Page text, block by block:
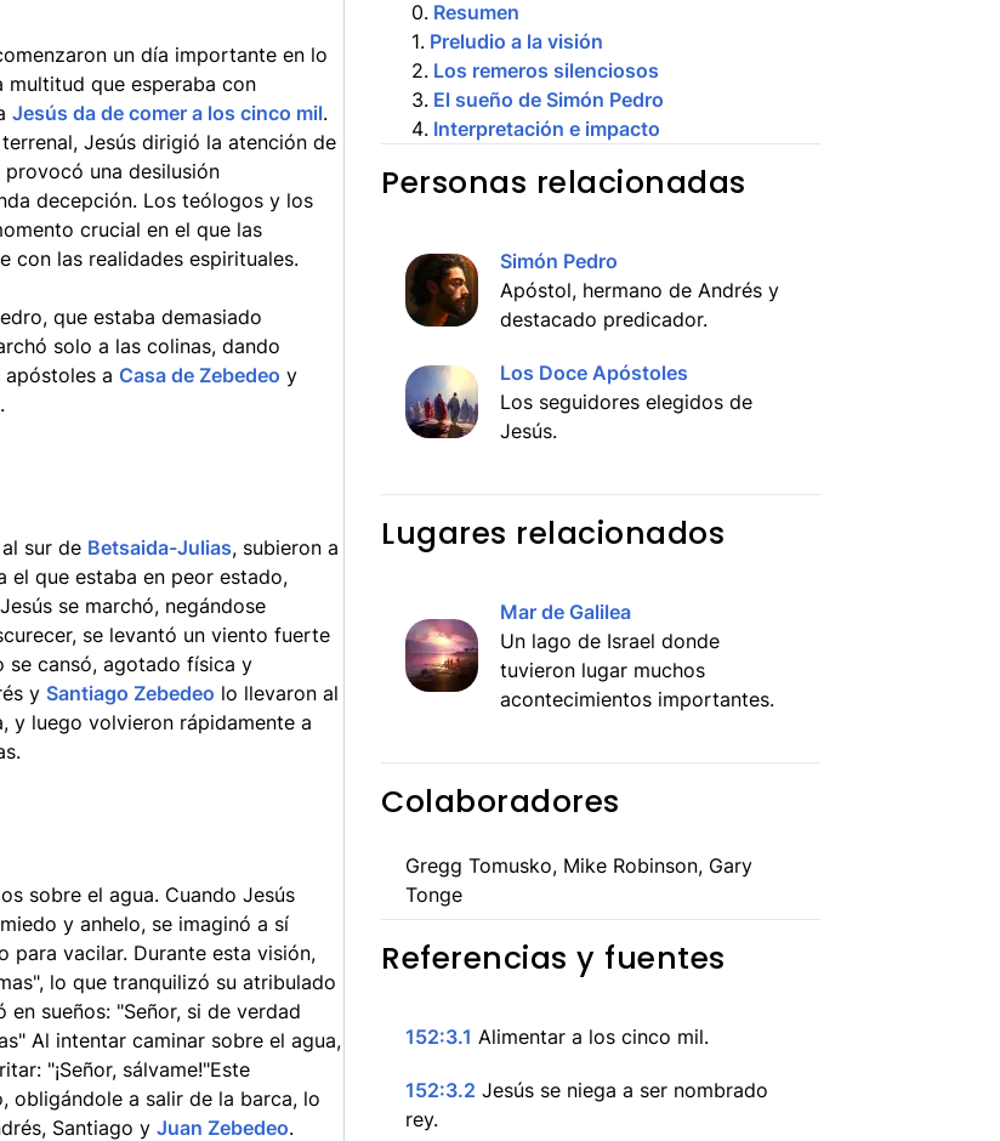
un día importante en lo
multitud que esperaba con
Jesús da de comer a los cinco mil.
Jesús dirigió la atención de
provocó una desilusión
decepción. Los teólogos y los
crucial en el que las
con las realidades espirituales.
que estaba demasiado
solo a las colinas, dando
a Casa de Zebedeo y
sur de Betsaida-Julias, subieron a
el que estaba en peor estado,
se marchó, negándose
se levantó un viento fuerte
se cansó, agotado física y
y Santiago Zebedeo lo llevaron al
y luego volvieron rápidamente a
sobre el agua. Cuando Jesús
y anhelo, se imaginó a sí
para vacilar. Durante esta visión,
lo que tranquilizó su atribulado
sueños: "Señor, si de verdad
Al intentar caminar sobre el agua,
"¡Señor, sálvame!"Este
obligándole a salir de la barca, lo
Santiago y Juan Zebedeo.
0. Resumen
1. Preludio a la visión
2. Los remeros silenciosos
3. El sueño de Simón Pedro
4. Interpretación e impacto
Personas relacionadas
Simón Pedro
Apóstol, hermano de Andrés y
destacado predicador.
Los Doce Apóstoles
Los seguidores elegidos de
Jesús.
Lugares relacionados
Mar de Galilea
Un lago de Israel donde
tuvieron lugar muchos
acontecimientos importantes.
Colaboradores
Gregg Tomusko, Mike Robinson, Gary
Tonge
Referencias y fuentes
152:3.1 Alimentar a los cinco mil.
152:3.2 Jesús se niega a ser nombrado
rey.